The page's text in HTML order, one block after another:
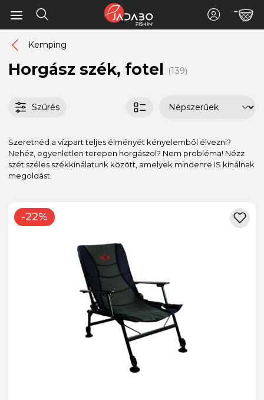
Kemping
Horgász szék, fotel (139)
Szűrés
Szeretnéd a vízpart teljes élményét kényelemből élvezni?
Nehéz, egyenletlen terepen horgászol? Nem probléma! Nézz
szét széles székkínálatunk között, amelyek mindenre IS kínálnak
megoldást.
-22%